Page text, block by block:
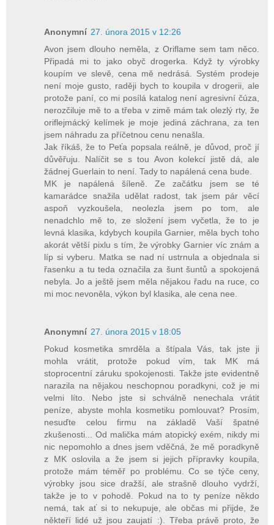
Anonymní 27. února 2015 v 12:26
Avon jsem dlouho neměla, z Oriflame sem tam něco.
Připadá mi to jako obyč drogerka. Když ty výrobky
koupím ve slevě, cena mě nedrásá. Systém prodeje
není moje gusto, raději bych to koupila v drogerii, ale
protože paní, co mi posílá katalog není agresivní čúza,
nerozčiluje mě to a třeba v zimě mám tak olezlý rty, že
oriflejmácký kelímek je moje jediná záchrana, za ten
jsem náhradu za příčetnou cenu nenašla.
Jak říkáš, že to Peťa popsala reálně, je důvod, proč jí
důvěřuju. Nalíčit se s tou Avon kolekcí jistě dá, ale
žádnej Guerlain to není. Tady to napálená cena bude.
MK je napálená šíleně. Ze začátku jsem se té
kamarádce snažila udělat radost, tak jsem pár věcí
aspoň vyzkoušela, neolezla jsem po tom, ale
nenadchlo mě to, ze složení jsem vyčetla, že to je
levná klasika, kdybych koupila Garnier, měla bych toho
akorát větší pixlu s tím, že výrobky Garnier víc znám a
líp si vyberu. Matka se nad ní ustrnula a objednala si
řasenku a tu teda označila za šunt šuntů a spokojená
nebyla. Jo a ještě jsem měla nějakou řadu na ruce, co
mi moc nevoněla, výkon byl klasika, ale cena nee.
Anonymní 27. února 2015 v 18:05
Pokud kosmetika smrděla a štípala Vás, tak jste ji
mohla vrátit, protože pokud vím, tak MK má
stoprocentní záruku spokojenosti. Takže jste evidentně
narazila na nějakou neschopnou poradkyni, což je mi
velmi líto. Nebo jste si schválně nenechala vrátit
peníze, abyste mohla kosmetiku pomlouvat? Prosím,
nesuďte celou firmu na základě Vaší špatné
zkušenosti... Od malička mám atopický exém, nikdy mi
nic nepomohlo a dnes jsem vděčná, že mě poradkyně
z MK oslovila a že jsem si jejich přípravky koupila,
protože mám téměř po problému. Co se týče ceny,
výrobky jsou sice dražší, ale strašně dlouho vydrží,
takže je to v pohodě. Pokud na to ty peníze někdo
nemá, tak ať si to nekupuje, ale občas mi přijde, že
někteří lidé už jsou zaujatí :). Třeba právě proto, že